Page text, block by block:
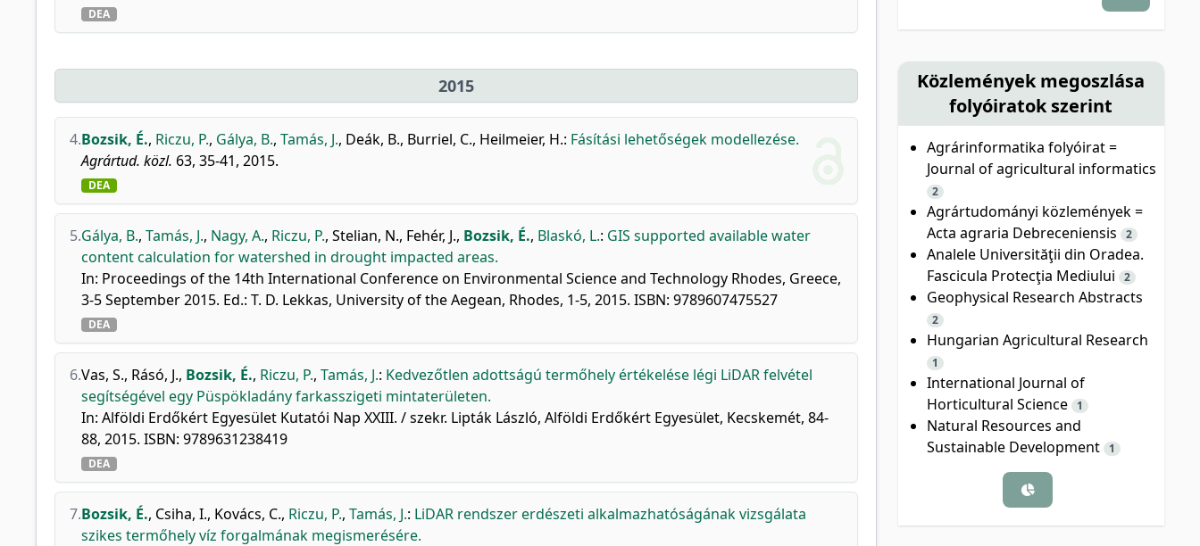
DEA
2015
4.Bozsik, É., Riczu, P., Gálya, B., Tamás, J., Deák, B., Burriel, C., Heilmeier, H.: Fásítási lehetőségek modellezése.
Agrártud. közl. 63, 35-41, 2015.
DEA
5.Gálya, B., Tamás, J., Nagy, A., Riczu, P., Stelian, N., Fehér, J., Bozsik, É., Blaskó, L.: GIS supported available water
content calculation for watershed in drought impacted areas.
In: Proceedings of the 14th International Conference on Environmental Science and Technology Rhodes, Greece,
3-5 September 2015. Ed.: T. D. Lekkas, University of the Aegean, Rhodes, 1-5, 2015. ISBN: 9789607475527
DEA
6.Vas, S., Rásó, J., Bozsik, É., Riczu, P., Tamás, J.: Kedvezőtlen adottságú termőhely értékelése légi LiDAR felvétel
segítségével egy Püspökladány farkasszigeti mintaterületen.
In: Alföldi Erdőkért Egyesület Kutatói Nap XXIII. / szekr. Lipták László, Alföldi Erdőkért Egyesület, Kecskemét, 84-
88, 2015. ISBN: 9789631238419
DEA
7.Bozsik, É., Csiha, I., Kovács, C., Riczu, P., Tamás, J.: LiDAR rendszer erdészeti alkalmazhatóságának vizsgálata
szikes termőhely víz forgalmának megismerésére.
Közlemények megoszlása
folyóiratok szerint
Agrárinformatika folyóirat =
Journal of agricultural informatics
2
Agrártudományi közlemények =
Acta agraria Debreceniensis
2
Analele Universităţii din Oradea.
Fascicula Protecţia Mediului
2
Geophysical Research Abstracts
2
Hungarian Agricultural Research
1
International Journal of
Horticultural Science
1
Natural Resources and
Sustainable Development
1